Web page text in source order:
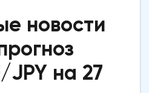
новости
JPY на 27